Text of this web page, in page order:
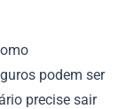
podem ser
precise sair